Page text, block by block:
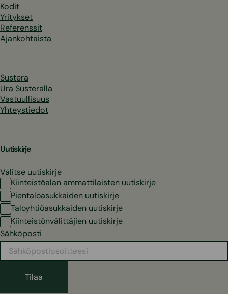
Kodit
Yritykset
Referenssit
Ajankohtaista
Sustera
Ura Susteralla
Vastuullisuus
Yhteystiedot
Uutiskirje
Valitse uutiskirje
Kiinteistöalan ammattilaisten uutiskirje
Pientaloasukkaiden uutiskirje
Taloyhtiöasukkaiden uutiskirje
Kiinteistönvälittäjien uutiskirje
Sähköposti